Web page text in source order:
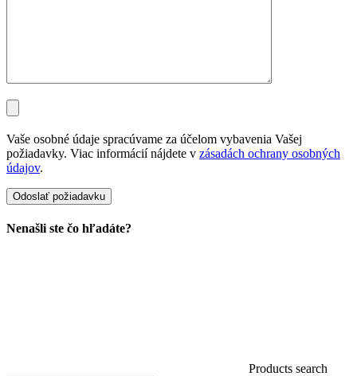
Vaše osobné údaje spracúvame za účelom vybavenia Vašej
požiadavky. Viac informácií nájdete v zásadách ochrany osobných
údajov.
Nenašli ste čo hľadáte?
Products search